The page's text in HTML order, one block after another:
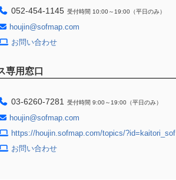
052-454-1145 受付時間 10:00～19:00（平日のみ）
houjin@sofmap.com
お問い合わせ
専用窓口
03-6260-7281 受付時間 9:00～19:00（平日のみ）
houjin@sofmap.com
https://houjin.sofmap.com/topics/?id=kaitori_sof
お問い合わせ